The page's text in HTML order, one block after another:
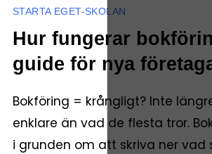
STARTA EGET-SKOLAN
Hur fungerar
guide för nya
Bokföring = krångligt? Inte
enklare än vad de flesta tror.
i grunden om att skriva ner vad